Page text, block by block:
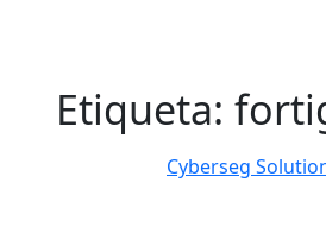
Etiqueta:
Cyberseg